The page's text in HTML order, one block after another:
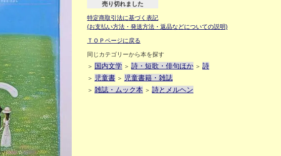
売り切れました
特定商取引法に基づく表記
(お支払い方法・発送方法・返品などについての説明)
ＴＯＰページに戻る
同じカテゴリーから本を探す
＞ 国内文学 ＞ 詩・短歌・俳句ほか ＞ 詩
＞ 児童書 ＞ 児童書籍・雑誌
＞ 雑誌・ムック本 ＞ 詩とメルヘン